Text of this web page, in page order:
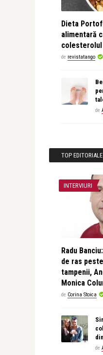
Dieta
alimentară
colesterolul
de revistatango
de
TOP EDITORIALE
INTERVIURI
Radu
de ras
tampenii,
Monica
de Corina Stoica
de